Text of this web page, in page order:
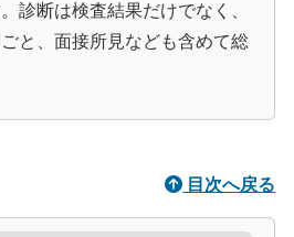
診断は検査結果だけでなく、
と、面接所見なども含めて総
目次へ戻る